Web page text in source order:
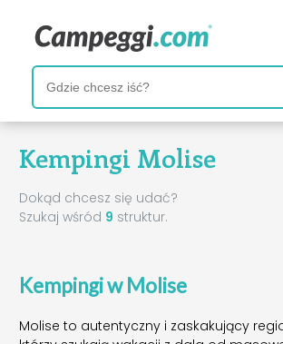
Kempingi Molise
Dokąd chcesz się udać?
Szukaj wśród 9 struktur.
Kempingi w Molise
Molise to autentyczny i zaskakujący